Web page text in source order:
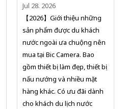
Jul 28. 2026
【2026】Giới thiệu những
sản phẩm được du khách
nước ngoài ưa chuộng nên
mua tại Bic Camera. Bao
gồm thiết bị làm đẹp, thiết bị
nấu nướng và nhiều mặt
hàng khác. Có ưu đãi dành
cho khách du lịch nước